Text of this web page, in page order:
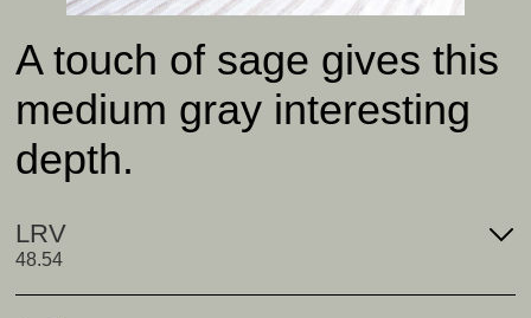
A touch of sage gives this
medium gray interesting
depth.
LRV
48.54